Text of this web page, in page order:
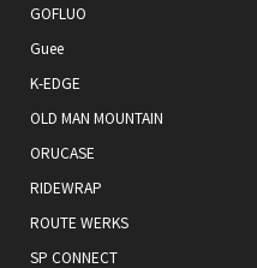
GOFLUO
Guee
K-EDGE
OLD MAN MOUNTAIN
ORUCASE
RIDEWRAP
ROUTE WERKS
SP CONNECT